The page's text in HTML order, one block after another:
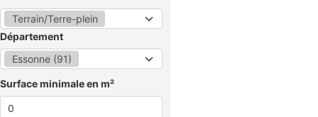
Terrain/Terre-plein
Département
Essonne (91)
Surface minimale en m²